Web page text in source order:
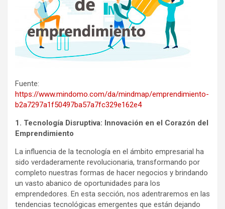
Fuente:
https://www.mindomo.com/da/mindmap/emprendimiento-
b2a7297a1f50497ba57a7fc329e162e4
1. Tecnología Disruptiva: Innovación en el Corazón del
Emprendimiento
La influencia de la tecnología en el ámbito empresarial ha
sido verdaderamente revolucionaria, transformando por
completo nuestras formas de hacer negocios y brindando
un vasto abanico de oportunidades para los
emprendedores. En esta sección, nos adentraremos en las
tendencias tecnológicas emergentes que están dejando